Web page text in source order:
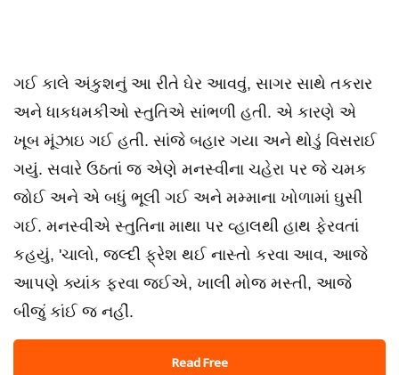
ગઈ કાલે અંકુશનું આ રીતે ઘેર આવવું, સાગર સાથે તકરાર
અને ધાકધમકીઓ સ્તુતિએ સાંભળી હતી. એ કારણે એ
ખૂબ મૂંઝાઇ ગઈ હતી. સાંજે બહાર ગયા અને થોડું વિસરાઈ
ગયું. સવારે ઉઠતાં જ એણે મનસ્વીના ચહેરા પર જે ચમક
જોઈ અને એ બધું ભૂલી ગઈ અને મમ્માના ખોળામાં ઘુસી
ગઈ. મનસ્વીએ સ્તુતિના માથા પર વ્હાલથી હાથ ફેરવતાં
કહયું, 'ચાલો, જલ્દી ફ્રેશ થઈ નાસ્તો કરવા આવ, આજે
આપણે ક્યાંક ફરવા જઈએ, ખાલી મોજ મસ્તી, આજે
બીજું કાંઈ જ નહીં.
Read Free